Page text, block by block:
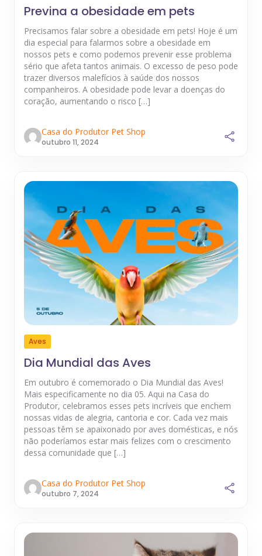
Previna a obesidade em pets
Precisamos falar sobre a obesidade em pets! Hoje é um
dia especial para falarmos sobre a obesidade em
nossos pets e como podemos prevenir esse problema
sério que afeta tantos animais. O excesso de peso pode
trazer diversos malefícios à saúde dos nossos
companheiros. A obesidade pode levar a doenças do
coração, aumentando o risco […]
Casa do Produtor Pet Shop
outubro 11, 2024
Aves
Dia Mundial das Aves
Em outubro é comemorado o Dia Mundial das Aves!
Mais especificamente no dia 05. Aqui na Casa do
Produtor, celebramos esses pets incríveis que enchem
nossas vidas de alegria, cantoria e cor. Cada vez mais
pessoas têm se apaixonado por aves domésticas, e nós
não poderíamos estar mais felizes com o crescimento
dessa comunidade que […]
Casa do Produtor Pet Shop
outubro 7, 2024